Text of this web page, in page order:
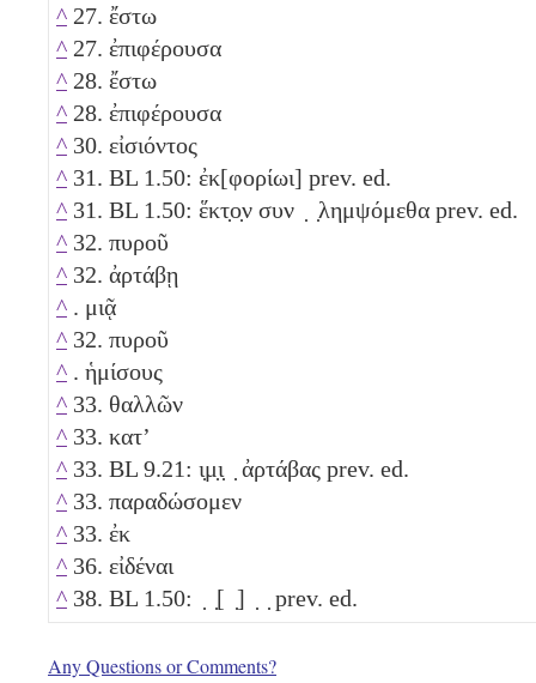
^ 27. ἔστω
^ 27. ἐπιφέρουσα
^ 28. ἔστω
^ 28. ἐπιφέρουσα
^ 30. εἰσιόντος
^ 31. BL 1.50: ἐκ[φορίωι] prev. ed.
^ 31. BL 1.50: ἕκτ̣ο̣ν συν ̣ ̣λημψόμεθα prev. ed.
^ 32. πυροῦ
^ 32. ἀρτάβῃ
^ . μιᾷ
^ 32. πυροῦ
^ . ἡμίσους
^ 33. θαλλῶν
^ 33. κατʼ
^ 33. BL 9.21: ι̣μ̣ι̣ ̣ ἀρτάβας prev. ed.
^ 33. παραδώσομεν
^ 33. ἐκ
^ 36. εἰδέναι
^ 38. BL 1.50: ̣ ̣[ ̣] ̣ ̣ prev. ed.
Any Questions or Comments?